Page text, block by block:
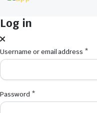
Log in
Username or email address *
Password *